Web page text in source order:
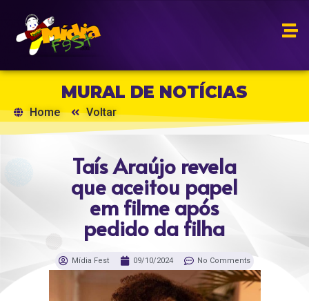
MURAL DE NOTÍCIAS
Home Voltar
Taís Araújo revela
que aceitou papel
em filme após
pedido da filha
Mídia Fest 09/10/2024 No Comments